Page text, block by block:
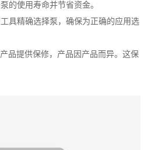
的使用寿命并节省资金。
具精确选择泵，确保为正确的应用选
品提供保修，产品因产品而异。这保